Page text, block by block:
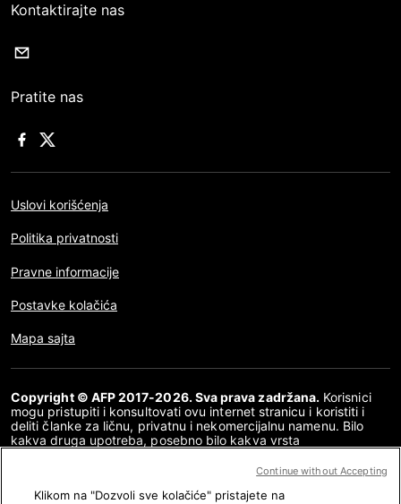
Kontaktirajte nas
Pratite nas
Uslovi korišćenja
Politika privatnosti
Pravne informacije
Postavke kolačića
Mapa sajta
Copyright © AFP 2017-2026. Sva prava zadržana. Korisnici
mogu pristupiti i konsultovati ovu internet stranicu i koristiti i
deliti članke za ličnu, privatnu i nekomercijalnu namenu. Bilo
kakva druga upotreba, posebno bilo kakva vrsta
internet stranice, u celosti ili delimično, za bilo koju drugu
bez posebne dozvole i saglasnosti AFP-a. Tema koja je opisana
Klikom na "Dozvoli sve kolačiće" pristajete na
Continue without Accepting